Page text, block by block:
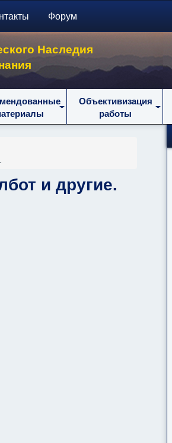
Форум
Наследия
Объективизация
работы
и другие.